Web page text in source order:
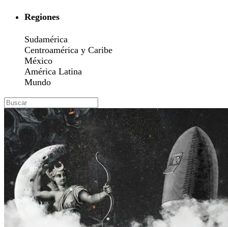
Regiones
Sudamérica
Centroamérica y Caribe
México
América Latina
Mundo